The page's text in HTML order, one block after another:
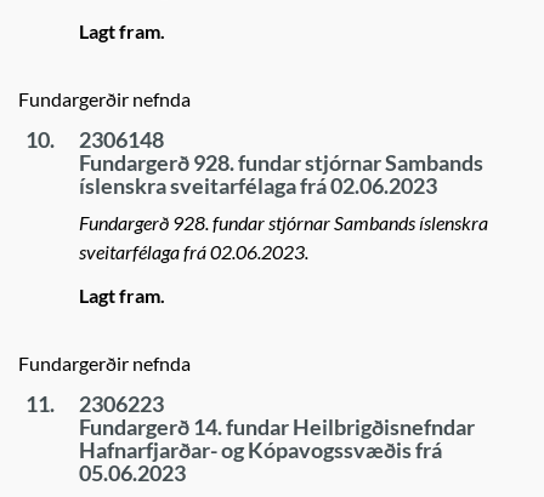
Lagt fram.
Fundargerðir nefnda
10.
2306148
Fundargerð 928. fundar stjórnar Sambands
íslenskra sveitarfélaga frá 02.06.2023
Fundargerð 928. fundar stjórnar Sambands íslenskra
sveitarfélaga frá 02.06.2023.
Lagt fram.
Fundargerðir nefnda
11.
2306223
Fundargerð 14. fundar Heilbrigðisnefndar
Hafnarfjarðar- og Kópavogssvæðis frá
05.06.2023